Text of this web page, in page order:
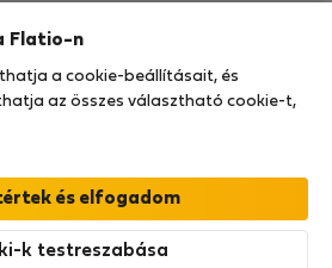
Stay Benefits
ebben az ingatlanban a
Benefits csomagot!Bővebben
Flatio-n
a cookie-beállításait, és
az összes választható cookie-t,
k testreszabása